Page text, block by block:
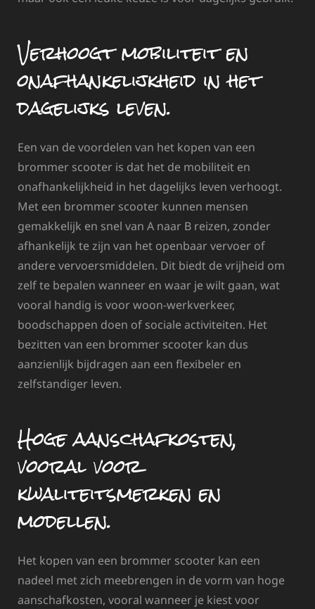
Verhoogt mobiliteit en
onafhankelijkheid in het
dagelijks leven.
Een van de voordelen van het kopen van een
brommer scooter is dat het de mobiliteit en
onafhankelijkheid in het dagelijks leven verhoogt.
Met een brommer scooter kunnen mensen
gemakkelijk en snel van A naar B reizen, zonder
afhankelijk te zijn van het openbaar vervoer of
andere vervoersmiddelen. Dit biedt de vrijheid om
zelf te bepalen wanneer en waar je wilt gaan, wat
vooral handig is voor woon-werkverkeer,
boodschappen doen of sociale activiteiten. Het
bezitten van een brommer scooter kan dus
aanzienlijk bijdragen aan een flexibeler en
zelfstandiger leven.
Hoge aanschafkosten,
vooral voor
kwaliteitsmerken en
modellen.
Het kopen van een brommer scooter kan een
nadeel met zich meebrengen in de vorm van hoge
aanschafkosten, vooral wanneer je kiest voor